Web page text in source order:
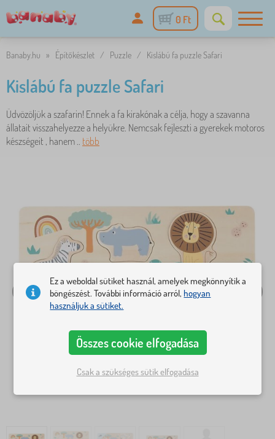
0 Ft
Banaby.hu » Építőkészlet / Puzzle / Kislábú fa puzzle Safari
Kislábú fa puzzle Safari
Üdvözöljük a szafarin! Ennek a fa kirakónak a célja, hogy a szavanna
állatait visszahelyezze a helyükre. Nemcsak fejleszti a gyerekek motoros
készségeit , hanem .. több
Ez a weboldal sütiket használ, amelyek megkönnyítik a
böngészést. További információ arról,hogyan
használjuk a sütiket.
Összes cookie elfogadása
Csak a szükséges sütik elfogadása